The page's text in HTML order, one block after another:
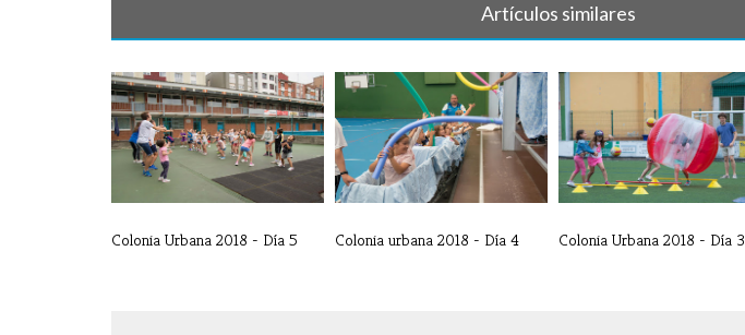
Artículos similares
Colonia Urbana 2018 - Día 5 Colonia urbana 2018 - Día 4 Colonia Urbana 2018 - Día 3